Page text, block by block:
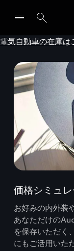
電気自動車の在庫は
価格シミュ
お好みの内外装
あなただけの
を保存いただく
にもご活用いた